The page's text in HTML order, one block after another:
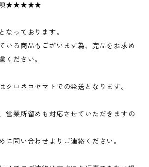
★★★★★
っております。
いる商品もございます為、完品をお求め
ください。
クロネコヤマトでの発送となります。
営業所留めも対応させていただきますの
に問い合わせよりご連絡ください。